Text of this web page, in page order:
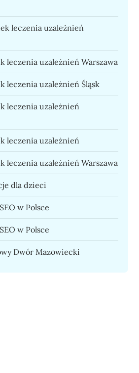
leczenia uzależnień
leczenia uzależnień Warszawa
leczenia uzależnień Śląsk
leczenia uzależnień
leczenia uzależnień
leczenia uzależnień Warszawa
dla dzieci
w Polsce
w Polsce
Dwór Mazowiecki